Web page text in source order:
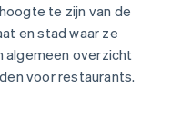
te zijn van de
en stad waar ze
algemeen overzicht
voor restaurants.